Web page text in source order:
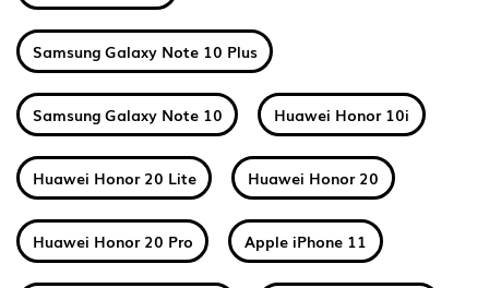
Samsung Galaxy Note 10 Plus
Samsung Galaxy Note 10 Huawei Honor 10i
Huawei Honor 20 Lite Huawei Honor 20
Huawei Honor 20 Pro Apple iPhone 11